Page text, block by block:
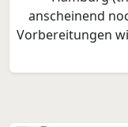
anscheinend
Vorbereitungen
Hochtouren.
Weihnachten